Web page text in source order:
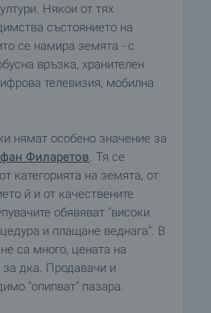
Някои от тях
състоянието на
се намира земята - с
връзка, хранителен
телевизия, мобилна
нямат особено значение за
Филаретов . Тя се
категорията на земята, от
й и от качествените
обявяват "високи
и плащане веднага". В
са много, цената на
дка. Продавачи и
"опипват" пазара.